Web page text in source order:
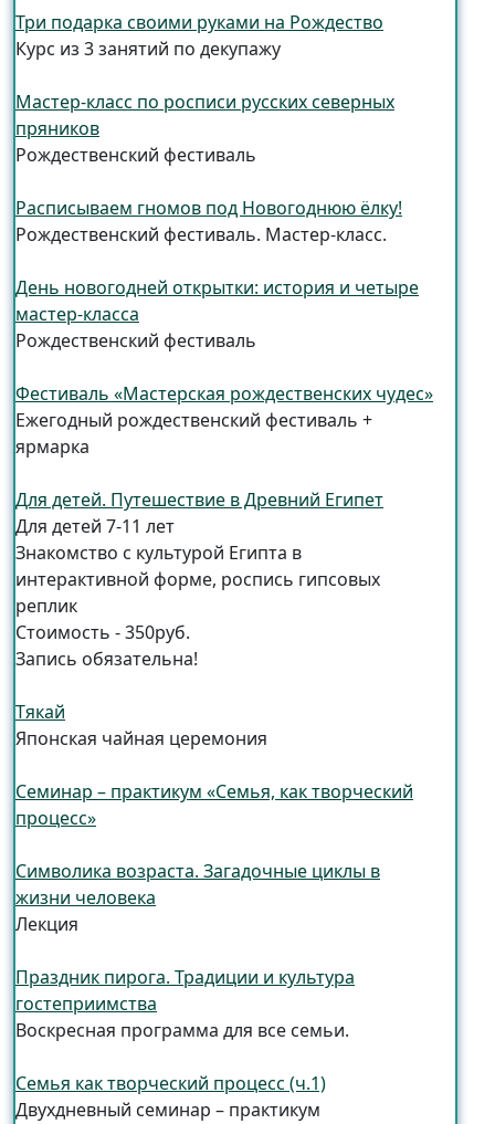
Три подарка своими руками на Рождество
Курс из 3 занятий по декупажу
Мастер-класс по росписи русских северных
пряников
Рождественский фестиваль
Расписываем гномов под Новогоднюю ёлку!
Рождественский фестиваль. Мастер-класс.
День новогодней открытки: история и четыре
мастер-класса
Рождественский фестиваль
Фестиваль «Мастерская рождественских чудес»
Ежегодный рождественский фестиваль +
ярмарка
Для детей. Путешествие в Древний Египет
Для детей 7-11 лет
Знакомство с культурой Египта в
интерактивной форме, роспись гипсовых
реплик
Стоимость - 350руб.
Запись обязательна!
Тякай
Японская чайная церемония
Семинар – практикум «Семья, как творческий
процесс»
Символика возраста. Загадочные циклы в
жизни человека
Лекция
Праздник пирога. Традиции и культура
гостеприимства
Воскресная программа для все семьи.
Семья как творческий процесс (ч.1)
Двухдневный семинар – практикум